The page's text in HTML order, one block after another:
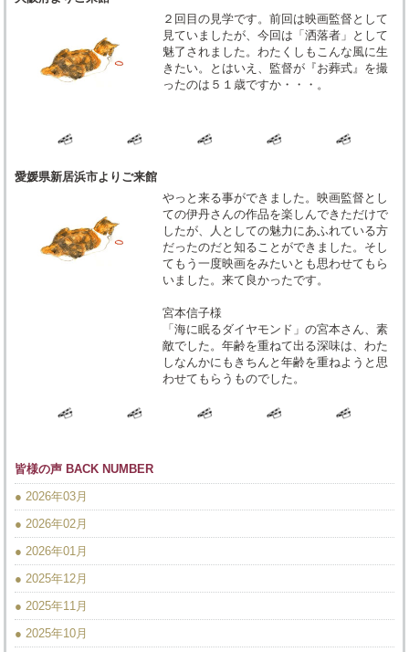
２回目の見学です。前回は映画監督として
見ていましたが、今回は「洒落者」として
魅了されました。わたくしもこんな風に生
きたい。とはいえ、監督が『お葬式』を撮
ったのは５１歳ですか・・・。
愛媛県新居浜市よりご来館
やっと来る事ができました。映画監督とし
ての伊丹さんの作品を楽しんできただけで
したが、人としての魅力にあふれている方
だったのだと知ることができました。そし
てもう一度映画をみたいとも思わせてもら
いました。来て良かったです。
宮本信子様
「海に眠るダイヤモンド」の宮本さん、素
敵でした。年齢を重ねて出る深味は、わた
しなんかにもきちんと年齢を重ねようと思
わせてもらうものでした。
皆様の声 BACK NUMBER
● 2026年03月
● 2026年02月
● 2026年01月
● 2025年12月
● 2025年11月
● 2025年10月